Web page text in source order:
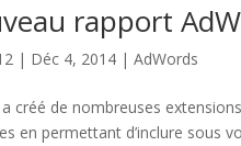
rapport
| Déc 4, 2014 |AdWords
créé de nombreuses
en permettant d’inclure sous